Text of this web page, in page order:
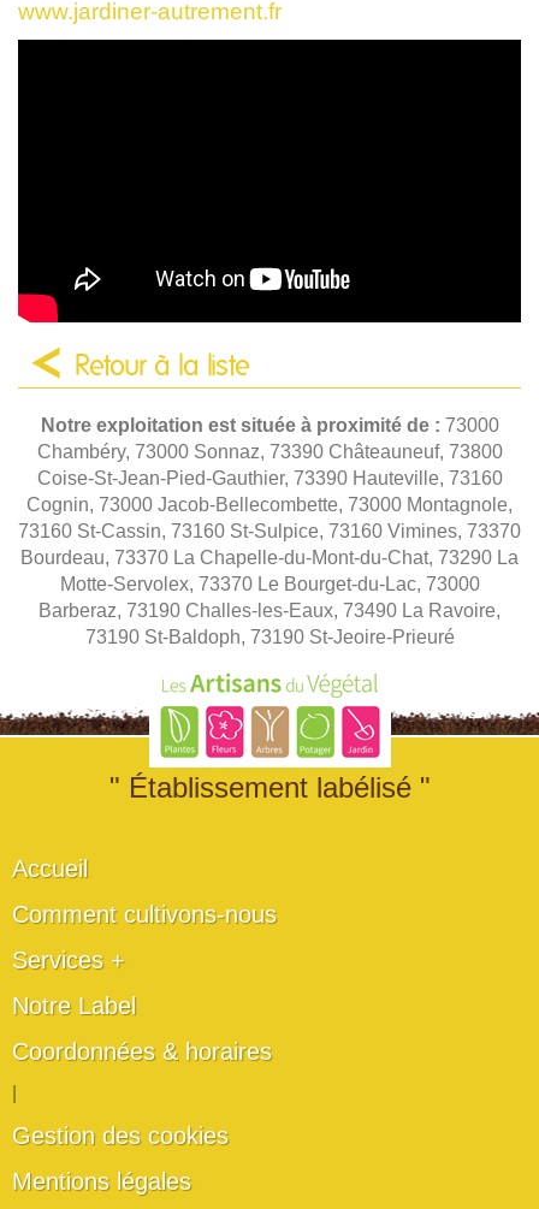
www.jardiner-autrement.fr
Retour à la liste
Notre exploitation est située à proximité de : 73000
Chambéry, 73000 Sonnaz, 73390 Châteauneuf, 73800
Coise-St-Jean-Pied-Gauthier, 73390 Hauteville, 73160
Cognin, 73000 Jacob-Bellecombette, 73000 Montagnole,
73160 St-Cassin, 73160 St-Sulpice, 73160 Vimines, 73370
Bourdeau, 73370 La Chapelle-du-Mont-du-Chat, 73290 La
Motte-Servolex, 73370 Le Bourget-du-Lac, 73000
Barberaz, 73190 Challes-les-Eaux, 73490 La Ravoire,
73190 St-Baldoph, 73190 St-Jeoire-Prieuré
" Établissement labélisé "
Accueil
Comment cultivons-nous
Services +
Notre Label
Coordonnées & horaires
Gestion des cookies
Mentions légales